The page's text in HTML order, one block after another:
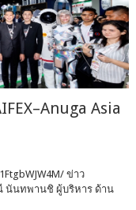
Asia
ข่าว
นันทพานชิ ผู้บริหาร ด้าน